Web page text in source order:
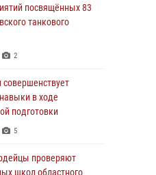
увековечили
белгородского
битва.
проверяют
школ областного
году
общественную
посвящённых 83
танкового
2
совершенствует
в ходе
подготовки
5
проверяют
школ областного